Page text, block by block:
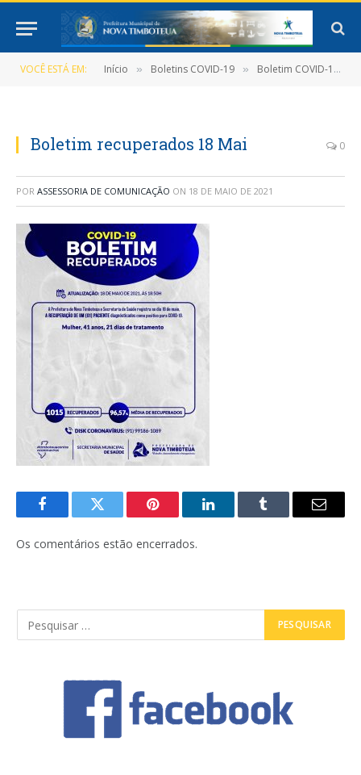
VOCÊ ESTÁ EM: Início » Boletins COVID-19 » Boletim COVID-19 (18/05/2021)
Boletim recuperados 18 Mai 0
POR ASSESSORIA DE COMUNICAÇÃO ON 18 DE MAIO DE 2021
FacebookTwitter Pinterest LinkedInTumblr
E-
Os comentários estão encerrados.